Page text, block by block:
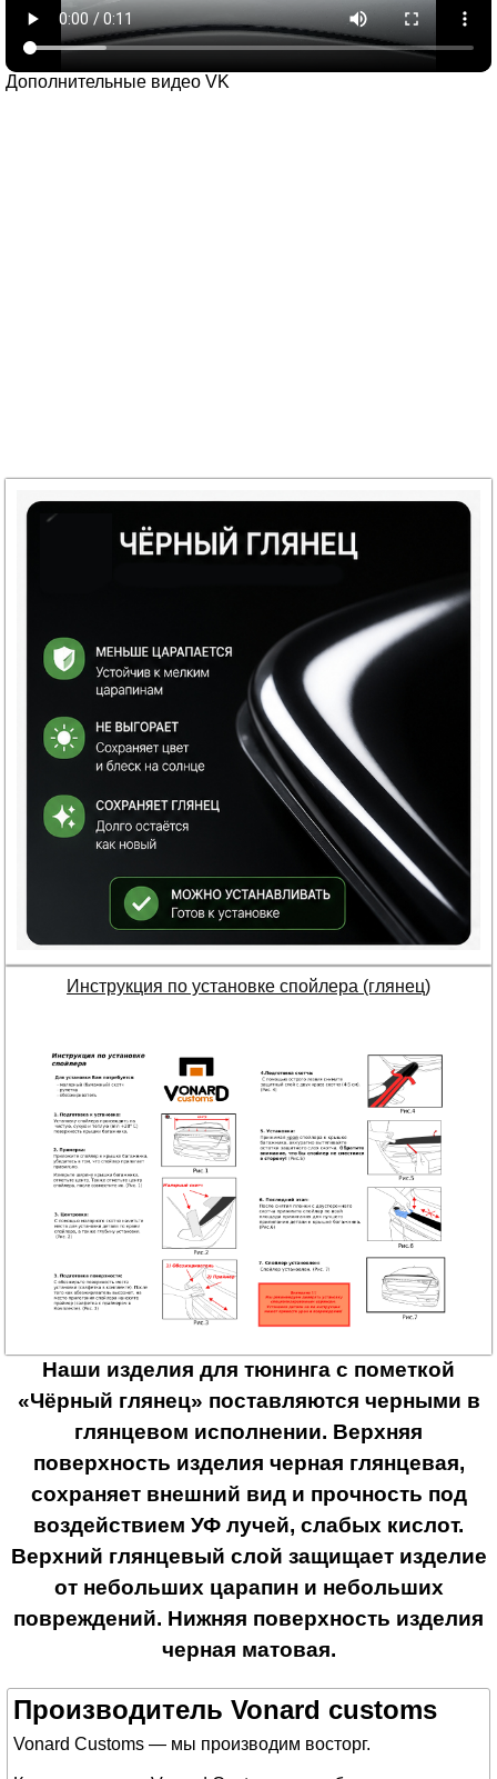
Дополнительные видео VK
Инструкция по установке спойлера (глянец)
Наши изделия для тюнинга с пометкой
«Чёрный глянец» поставляются черными в
глянцевом исполнении. Верхняя
поверхность изделия черная глянцевая,
сохраняет внешний вид и прочность под
воздействием УФ лучей, слабых кислот.
Верхний глянцевый слой защищает изделие
от небольших царапин и небольших
повреждений. Нижняя поверхность изделия
черная матовая.
Производитель Vonard customs
Vonard Customs — мы производим восторг.